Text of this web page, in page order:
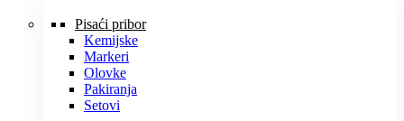
Pisaći pribor
Kemijske
Markeri
Olovke
Pakiranja
Setovi